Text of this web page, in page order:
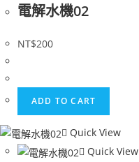
電解水機02
NT$200
ADD TO CART
Quick View
Quick View